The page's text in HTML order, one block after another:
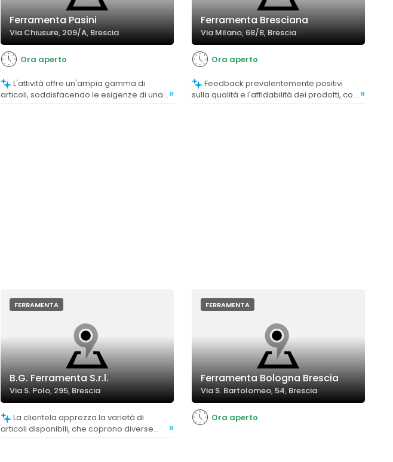
Ferramenta Pasini
Via Chiusure, 209/A, Brescia
Ora aperto
L'attività offre un'ampia gamma di
articoli, soddisfacendo le esigenze di una
»
Ferramenta Bresciana
Via Milano, 68/B, Brescia
Ora aperto
Feedback prevalentemente positivi
sulla qualità e l'affidabilità dei prodotti, con »
FERRAMENTA
B.G. Ferramenta S.r.l.
Via S. Polo, 295, Brescia
La clientela apprezza la varietà di
articoli disponibili, che coprono diverse
»
FERRAMENTA
Ferramenta Bologna Brescia
Via S. Bartolomeo, 54, Brescia
Ora aperto